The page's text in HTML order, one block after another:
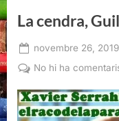
La cendra,
Posted
on
novembre 26, 2019
No hi ha